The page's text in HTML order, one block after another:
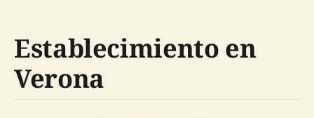
Establecimiento en
Verona